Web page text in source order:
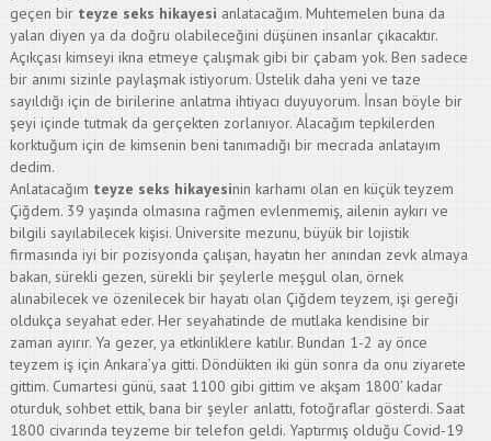
geçen bir teyze seks hikayesi anlatacağım. Muhtemelen buna da
yalan diyen ya da doğru olabileceğini düşünen insanlar çıkacaktır.
Açıkçası kimseyi ikna etmeye çalışmak gibi bir çabam yok. Ben sadece
bir anımı sizinle paylaşmak istiyorum. Üstelik daha yeni ve taze
sayıldığı için de birilerine anlatma ihtiyacı duyuyorum. İnsan böyle bir
şeyi içinde tutmak da gerçekten zorlanıyor. Alacağım tepkilerden
korktuğum için de kimsenin beni tanımadığı bir mecrada anlatayım
dedim.
Anlatacağım teyze seks hikayesinin karhamı olan en küçük teyzem
Çiğdem. 39 yaşında olmasına rağmen evlenmemiş, ailenin aykırı ve
bilgili sayılabilecek kişisi. Üniversite mezunu, büyük bir lojistik
firmasında iyi bir pozisyonda çalışan, hayatın her anından zevk almaya
bakan, sürekli gezen, sürekli bir şeylerle meşgul olan, örnek
alınabilecek ve özenilecek bir hayatı olan Çiğdem teyzem, işi gereği
oldukça seyahat eder. Her seyahatinde de mutlaka kendisine bir
zaman ayırır. Ya gezer, ya etkinliklere katılır. Bundan 1-2 ay önce
teyzem iş için Ankara’ya gitti. Döndükten iki gün sonra da onu ziyarete
gittim. Cumartesi günü, saat 1100 gibi gittim ve akşam 1800’ kadar
oturduk, sohbet ettik, bana bir şeyler anlattı, fotoğraflar gösterdi. Saat
1800 civarında teyzeme bir telefon geldi. Yaptırmış olduğu Covid-19